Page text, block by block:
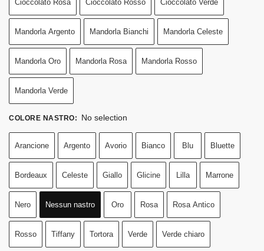
Cioccolato Rosa Cioccolato Rosso Cioccolato Verde
Mandorla Argento Mandorla Bianchi Mandorla Celeste
Mandorla Oro Mandorla Rosa Mandorla Rosso
Mandorla Verde
COLORE NASTRO: No selection
Arancione Argento Avorio Bianco Blu Bluette
Bordeaux Celeste Giallo Glicine Lilla Marrone
Nero Nessun nastro Oro Rosa Rosa Antico
Rosso Tiffany Tortora Verde Verde chiaro